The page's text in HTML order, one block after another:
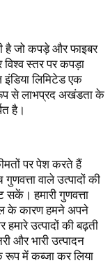
है जो कपड़े और फाइबर
स्तर पर कपड़ा
इंडिया लिमिटेड एक
रूप से लाभप्रद अखंडता के
है।
पर पेश करते हैं
वाले उत्पादों की
सकें। हमारी गुणवत्ता
के कारण हमने अपने
उत्पादों की बढ़ती
और भारी उत्पादन
रूप में कब्जा कर लिया